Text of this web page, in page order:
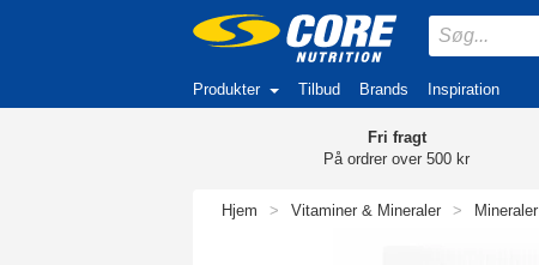
Produkter Tilbud Brands Inspiration
Fri fragt
På ordrer over 500 kr
Hjem > Vitaminer & Mineraler > Mineraler